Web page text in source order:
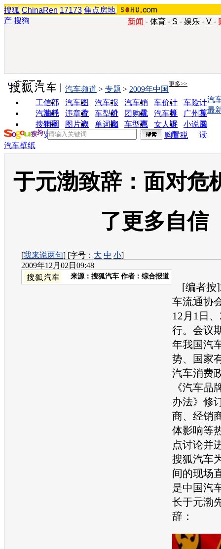
搜狐 ChinaRen 17173 焦点房地
产 搜狗 新闻 - 体育 - S - 娱乐 - V -
实用工具 更多>>
工信部
油耗
汽车图
片
汽车报
价
汽车销
量
车价计
算
车险计
算
汽车经
销商
违章查
询
车型对
比
团购优
惠
汽车投
诉
广州车
展
搜狗浏
览器
图片欣
赏
单词翻
车型查
询
女人宝
典
小说阅
读
汽车频道 > 专题 > 2009年中国
汽
最
购置税
汽车壁纸
于元渤致辞：面对危
了更多自信
[我来说两句] [字号： 大 中 小]
2009年12月02日09:48
来源： 搜狐汽车 作者：综合报道
[编者按
车流通协
12月1日
行。会议
年我国汽
势、国家
汽车消费
《汽车品
办法》修
商、经销
体影响等
点讨论并
搜狐汽车
间的现场
是中国汽
长于元渤
辞：